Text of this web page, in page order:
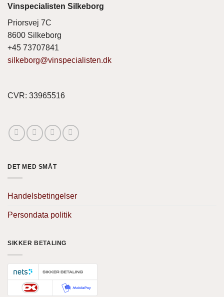
Vinspecialisten Silkeborg
Priorsvej 7C
8600 Silkeborg
+45 73707841
silkeborg@vinspecialisten.dk
CVR: 33965516
DET MED SMÅT
Handelsbetingelser
Persondata politik
SIKKER BETALING